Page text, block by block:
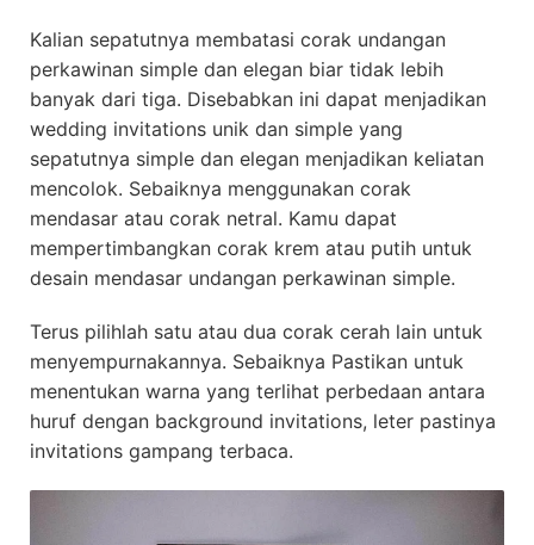
Kalian sepatutnya membatasi corak undangan
perkawinan simple dan elegan biar tidak lebih
banyak dari tiga. Disebabkan ini dapat menjadikan
wedding invitations unik dan simple yang
sepatutnya simple dan elegan menjadikan keliatan
mencolok. Sebaiknya menggunakan corak
mendasar atau corak netral. Kamu dapat
mempertimbangkan corak krem atau putih untuk
desain mendasar undangan perkawinan simple.
Terus pilihlah satu atau dua corak cerah lain untuk
menyempurnakannya. Sebaiknya Pastikan untuk
menentukan warna yang terlihat perbedaan antara
huruf dengan background invitations, leter pastinya
invitations gampang terbaca.